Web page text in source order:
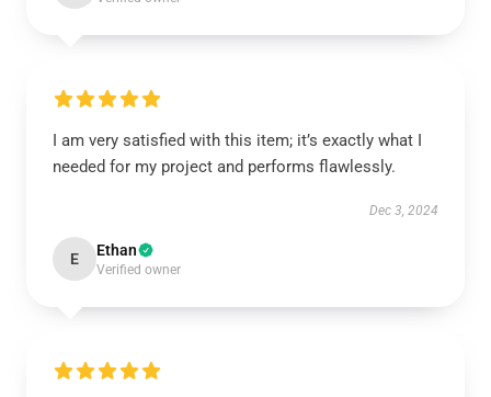
I am very satisfied with this item; it’s exactly what I
needed for my project and performs flawlessly.
Dec 3, 2024
E Ethan
Verified owner